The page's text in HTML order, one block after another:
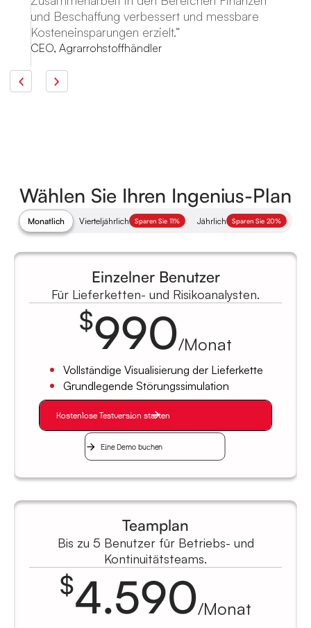
und Beschaffung verbessert und messbare
Kosteneinsparungen erzielt.“
CEO, Agrarrohstoffhändler
Wählen Sie Ihren Ingenius-Plan
Monatlich Vierteljährlich Sparen Sie 11% Jährlich Sparen Sie 20%
Einzelner Benutzer
Für Lieferketten- und Risikoanalysten.
$990/Monat
Vollständige Visualisierung der Lieferkette
Grundlegende Störungssimulation
Kostenlose Testversion starten
Eine Demo buchen
Teamplan
Bis zu 5 Benutzer für Betriebs- und
Kontinuitätsteams.
$4.590/Monat